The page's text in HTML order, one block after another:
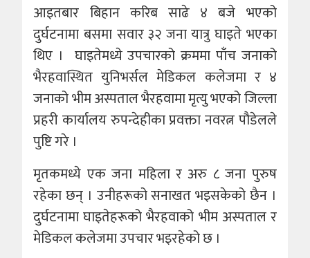
आइतबार बिहान करिब साढे ४ बजे भएको
दुर्घटनामा बसमा सवार ३२ जना यात्रु घाइते भएका
थिए । घाइतेमध्ये उपचारको क्रममा पाँच जनाको
भैरहवास्थित युनिभर्सल मेडिकल कलेजमा र ४
जनाको भीम अस्पताल भैरहवामा मृत्यु भएको जिल्ला
प्रहरी कार्यालय रुपन्देहीका प्रवक्ता नवरत्न पौडेलले
पुष्टि गरे ।
मृतकमध्ये एक जना महिला र अरु ८ जना पुरुष
रहेका छन् । उनीहरूको सनाखत भइसकेको छैन ।
दुर्घटनामा घाइतेहरूको भैरहवाको भीम अस्पताल र
मेडिकल कलेजमा उपचार भइरहेको छ ।